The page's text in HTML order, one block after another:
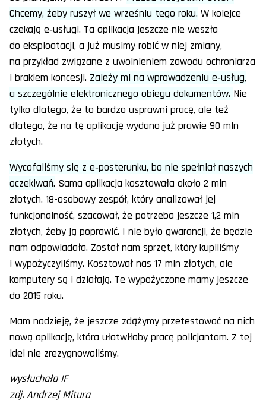
Chcemy, żeby ruszył we wrześniu tego roku. W kolejce
czekają e‑usługi. Ta aplikacja jeszcze nie weszła
do eksploatacji, a już musimy robić w niej zmiany,
na przykład związane z uwolnieniem zawodu ochroniarza
i brakiem koncesji. Zależy mi na wprowadzeniu e‑usług,
a szczególnie elektronicznego obiegu dokumentów. Nie
tylko dlatego, że to bardzo usprawni pracę, ale też
dlatego, że na tę aplikację wydano już prawie 90 mln
złotych.
Wycofaliśmy się z e‑posterunku, bo nie spełniał naszych
oczekiwań. Sama aplikacja kosztowała około 2 mln
złotych. 18-osobowy zespół, który analizował jej
funkcjonalność, szacował, że potrzeba jeszcze 1,2 mln
złotych, żeby ją poprawić. I nie było gwarancji, że będzie
nam odpowiadała. Został nam sprzęt, który kupiliśmy
i wypożyczyliśmy. Kosztował nas 17 mln złotych, ale
komputery są i działają. Te wypożyczone mamy jeszcze
do 2015 roku.
Mam nadzieję, że jeszcze zdążymy przetestować na nich
nową aplikację, która ułatwiłaby pracę policjantom. Z tej
idei nie zrezygnowaliśmy.
wysłuchała IF
zdj. Andrzej Mitura